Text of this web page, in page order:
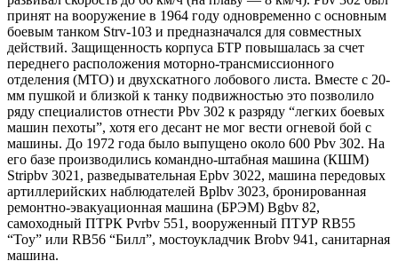
принят на вооружение в 1964 году одновременно с основным
боевым танком Strv-103 и предназначался для совместных
действий. Защищенность корпуса БТР повышалась за счет
переднего расположения моторно-трансмиссионного
отделения (МТО) и двухскатного лобового листа. Вместе с 20-
мм пушкой и близкой к танку подвижностью это позволило
ряду специалистов отнести Pbv 302 к разряду “легких боевых
машин пехоты”, хотя его десант не мог вести огневой бой с
машины. До 1972 года было выпущено около 600 Pbv 302. На
его базе производились командно-штабная машина (КШМ)
Stripbv 3021, разведывательная Epbv 3022, машина передовых
артиллерийских наблюдателей Bplbv 3023, бронированная
ремонтно-эвакуационная машина (БРЭМ) Bgbv 82,
самоходный ПТРК Pvrbv 551, вооруженный ПТУР RB55
“Toy” или RB56 “Билл”, мостоукладчик Brobv 941, санитарная
машина.